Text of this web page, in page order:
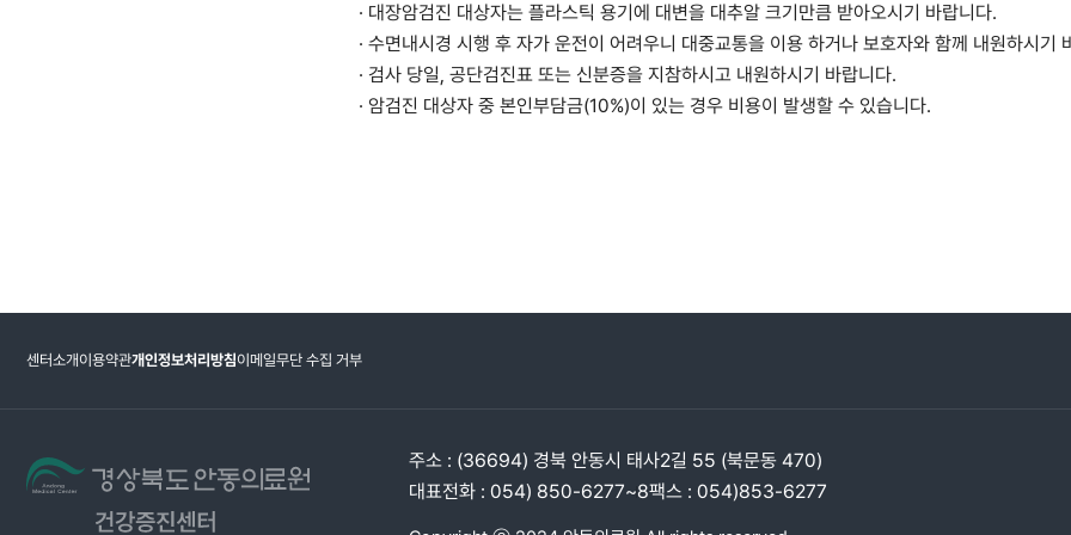
· 대장암검진 대상자는 플라스틱 용기에 대변을 대추알 크기만큼 받아오시기 바랍니다.
· 수면내시경 시행 후 자가 운전이 어려우니 대중교통을 이용 하거나 보호자와 함께 내원하시기
· 검사 당일, 공단검진표 또는 신분증을 지참하시고 내원하시기 바랍니다.
· 암검진 대상자 중 본인부담금(10%)이 있는 경우 비용이 발생할 수 있습니다.
센터소개 이용약관개인정보처리방침이메일무단 수집 거부
주소 : (36694) 경북 안동시 태사2길 55 (북문동 470)
대표전화 : 054) 850-6277~8팩스 : 054)853-6277